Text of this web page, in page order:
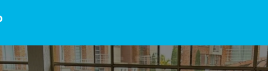
¿QUIÉNES SOMOS? NOTICIAS COLOMBIA BOGOTÁ INTERNACIONAL PROVINCIAS